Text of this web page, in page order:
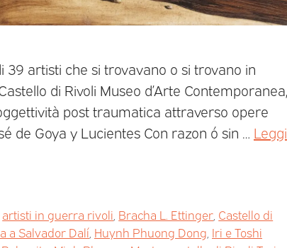
artisti che si trovavano o si trovano in
di Rivoli Museo d’Arte Contemporanea,
post traumatica attraverso opere
de Goya y Lucientes Con razon ó sin … Leggi
artisti in guerra rivoli Bracha L. Ettinger Castello di
a Salvador Dalí Huynh Phuong Dong Iri e Toshi